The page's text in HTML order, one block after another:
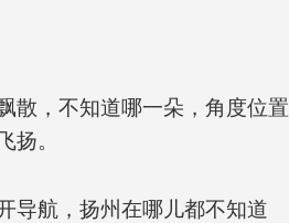
散，不知道哪一朵，角度位置
扬。
导航，扬州在哪儿都不知道